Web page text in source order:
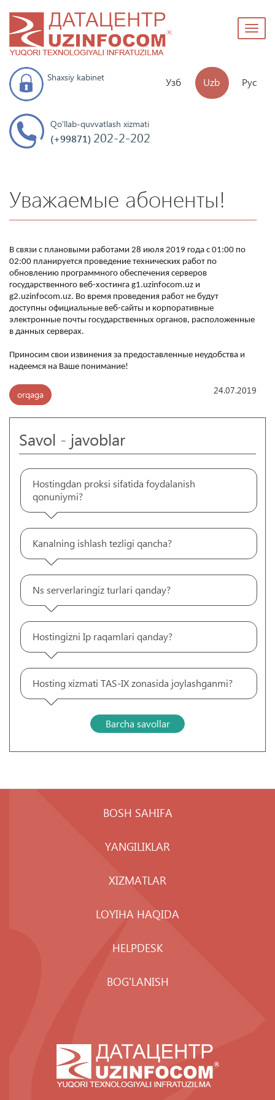
Узб Uzb Рус
Shaxsiy kabinet
Qo'llab-quvvatlash xizmati
(+99871) 202-2-202
Уважаемые абоненты!
В связи с плановыми работами 28 июля 2019 года с 01:00 по
02:00 планируется проведение технических работ по
обновлению программного обеспечения серверов
государственного веб-хостинга g1.uzinfocom.uz и
g2.uzinfocom.uz. Во время проведения работ не будут
доступны официальные веб-сайты и корпоративные
электронные почты государственных органов, расположенные
в данных серверах.
Приносим свои извинения за предоставленные неудобства и
надеемся на Ваше понимание!
orqaga 24.07.2019
Savol - javoblar
Hostingdan proksi sifatida foydalanish
qonuniymi?
Kanalning ishlash tezligi qancha?
Ns serverlaringiz turlari qanday?
Hostingizni Ip raqamlari qanday?
Hosting xizmati TAS-IX zonasida joylashganmi?
Barcha savollar
BOSH SAHIFA
YANGILIKLAR
XIZMATLAR
LOYIHA HAQIDA
HELPDESK
BOG'LANISH